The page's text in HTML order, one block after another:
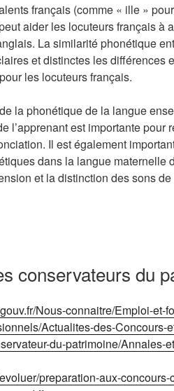
français (comme « ille »
aider les locuteurs français à
La similarité phonétique
et distinctes les différences
les locuteurs français.
la phonétique de la langue
l’apprenant est importante pour
Il est également
dans la langue maternelle
et la distinction des sons
conservateurs du
Nous-connaitre/Emploi-et-
Actualites-des-Concours-
du-patrimoine/Annales-
preparation-aux-